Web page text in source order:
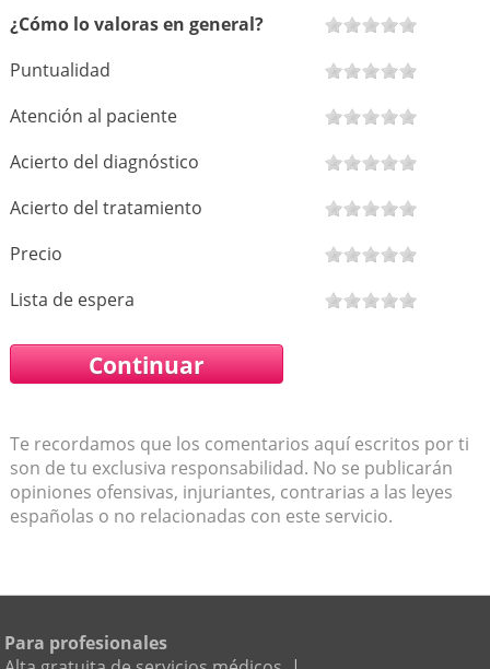
¿Cómo lo valoras en general?
Puntualidad
Atención al paciente
Acierto del diagnóstico
Acierto del tratamiento
Precio
Lista de espera
Te recordamos que los comentarios aquí escritos por ti
son de tu exclusiva responsabilidad. No se publicarán
opiniones ofensivas, injuriantes, contrarias a las leyes
españolas o no relacionadas con este servicio.
Para profesionales